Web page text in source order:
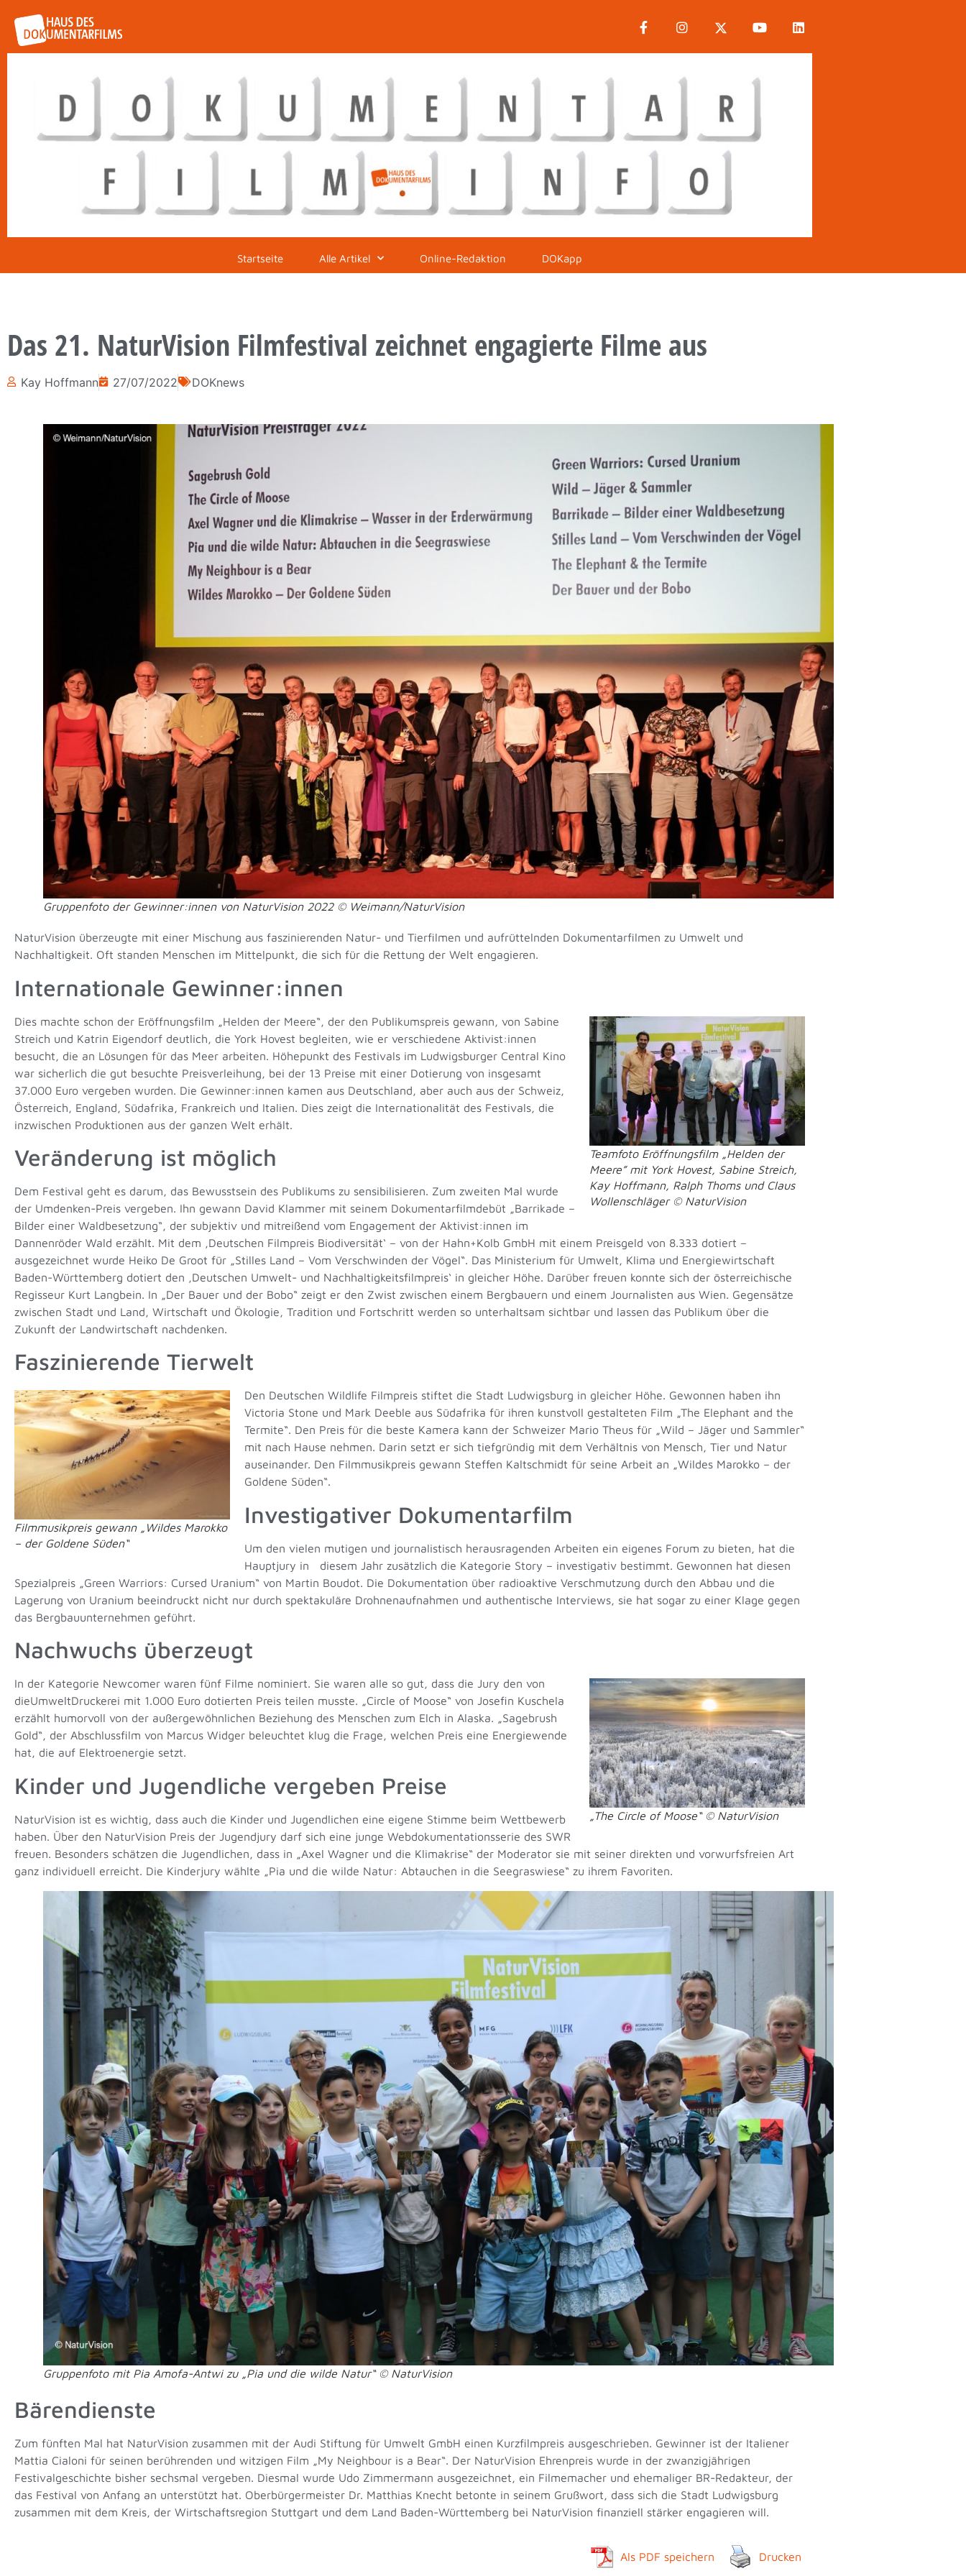
Startseite Alle Artikel Online-Redaktion DOKapp
Das 21. NaturVision Filmfestival zeichnet engagierte Filme aus
Kay Hoffmann 27/07/2022 DOKnews
Gruppenfoto der Gewinner:innen von NaturVision 2022 © Weimann/NaturVision
NaturVision überzeugte mit einer Mischung aus faszinierenden Natur- und Tierfilmen und aufrüttelnden Dokumentarfilmen zu Umwelt und
Nachhaltigkeit. Oft standen Menschen im Mittelpunkt, die sich für die Rettung der Welt engagieren.
Internationale Gewinner:innen
Teamfoto Eröffnungsfilm „Helden der
Meere” mit York Hovest, Sabine Streich,
Kay Hoffmann, Ralph Thoms und Claus
Wollenschläger © NaturVision
Dies machte schon der Eröffnungsfilm „Helden der Meere“, der den Publikumspreis gewann, von Sabine
Streich und Katrin Eigendorf deutlich, die York Hovest begleiten, wie er verschiedene Aktivist:innen
besucht, die an Lösungen für das Meer arbeiten. Höhepunkt des Festivals im Ludwigsburger Central Kino
war sicherlich die gut besuchte Preisverleihung, bei der 13 Preise mit einer Dotierung von insgesamt
37.000 Euro vergeben wurden. Die Gewinner:innen kamen aus Deutschland, aber auch aus der Schweiz,
Österreich, England, Südafrika, Frankreich und Italien. Dies zeigt die Internationalität des Festivals, die
inzwischen Produktionen aus der ganzen Welt erhält.
Veränderung ist möglich
Dem Festival geht es darum, das Bewusstsein des Publikums zu sensibilisieren. Zum zweiten Mal wurde
der Umdenken-Preis vergeben. Ihn gewann David Klammer mit seinem Dokumentarfilmdebüt „Barrikade –
Bilder einer Waldbesetzung“, der subjektiv und mitreißend vom Engagement der Aktivist:innen im
Dannenröder Wald erzählt. Mit dem ‚Deutschen Filmpreis Biodiversität‘ – von der Hahn+Kolb GmbH mit einem Preisgeld von 8.333 dotiert –
ausgezeichnet wurde Heiko De Groot für „Stilles Land – Vom Verschwinden der Vögel“. Das Ministerium für Umwelt, Klima und Energiewirtschaft
Baden-Württemberg dotiert den ‚Deutschen Umwelt- und Nachhaltigkeitsfilmpreis‘ in gleicher Höhe. Darüber freuen konnte sich der österreichische
Regisseur Kurt Langbein. In „Der Bauer und der Bobo“ zeigt er den Zwist zwischen einem Bergbauern und einem Journalisten aus Wien. Gegensätze
zwischen Stadt und Land, Wirtschaft und Ökologie, Tradition und Fortschritt werden so unterhaltsam sichtbar und lassen das Publikum über die
Zukunft der Landwirtschaft nachdenken.
Faszinierende Tierwelt
Filmmusikpreis gewann „Wildes Marokko
– der Goldene Süden“
Den Deutschen Wildlife Filmpreis stiftet die Stadt Ludwigsburg in gleicher Höhe. Gewonnen haben ihn
Victoria Stone und Mark Deeble aus Südafrika für ihren kunstvoll gestalteten Film „The Elephant and the
Termite“. Den Preis für die beste Kamera kann der Schweizer Mario Theus für „Wild – Jäger und Sammler“
mit nach Hause nehmen. Darin setzt er sich tiefgründig mit dem Verhältnis von Mensch, Tier und Natur
auseinander. Den Filmmusikpreis gewann Steffen Kaltschmidt für seine Arbeit an „Wildes Marokko – der
Goldene Süden“.
Investigativer Dokumentarfilm
Um den vielen mutigen und journalistisch herausragenden Arbeiten ein eigenes Forum zu bieten, hat die
Hauptjury in diesem Jahr zusätzlich die Kategorie Story – investigativ bestimmt. Gewonnen hat diesen
Spezialpreis „Green Warriors: Cursed Uranium“ von Martin Boudot. Die Dokumentation über radioaktive Verschmutzung durch den Abbau und die
Lagerung von Uranium beeindruckt nicht nur durch spektakuläre Drohnenaufnahmen und authentische Interviews, sie hat sogar zu einer Klage gegen
das Bergbauunternehmen geführt.
Nachwuchs überzeugt
„The Circle of Moose“ © NaturVision
In der Kategorie Newcomer waren fünf Filme nominiert. Sie waren alle so gut, dass die Jury den von
dieUmweltDruckerei mit 1.000 Euro dotierten Preis teilen musste. „Circle of Moose“ von Josefin Kuschela
erzählt humorvoll von der außergewöhnlichen Beziehung des Menschen zum Elch in Alaska. „Sagebrush
Gold“, der Abschlussfilm von Marcus Widger beleuchtet klug die Frage, welchen Preis eine Energiewende
hat, die auf Elektroenergie setzt.
Kinder und Jugendliche vergeben Preise
NaturVision ist es wichtig, dass auch die Kinder und Jugendlichen eine eigene Stimme beim Wettbewerb
haben. Über den NaturVision Preis der Jugendjury darf sich eine junge Webdokumentationsserie des SWR
freuen. Besonders schätzen die Jugendlichen, dass in „Axel Wagner und die Klimakrise“ der Moderator sie mit seiner direkten und vorwurfsfreien Art
ganz individuell erreicht. Die Kinderjury wählte „Pia und die wilde Natur: Abtauchen in die Seegraswiese“ zu ihrem Favoriten.
Gruppenfoto mit Pia Amofa-Antwi zu „Pia und die wilde Natur“ © NaturVision
Bärendienste
Zum fünften Mal hat NaturVision zusammen mit der Audi Stiftung für Umwelt GmbH einen Kurzfilmpreis ausgeschrieben. Gewinner ist der Italiener
Mattia Cialoni für seinen berührenden und witzigen Film „My Neighbour is a Bear“. Der NaturVision Ehrenpreis wurde in der zwanzigjährigen
Festivalgeschichte bisher sechsmal vergeben. Diesmal wurde Udo Zimmermann ausgezeichnet, ein Filmemacher und ehemaliger BR-Redakteur, der
das Festival von Anfang an unterstützt hat. Oberbürgermeister Dr. Matthias Knecht betonte in seinem Grußwort, dass sich die Stadt Ludwigsburg
zusammen mit dem Kreis, der Wirtschaftsregion Stuttgart und dem Land Baden-Württemberg bei NaturVision finanziell stärker engagieren will.
Als PDF speichern Drucken